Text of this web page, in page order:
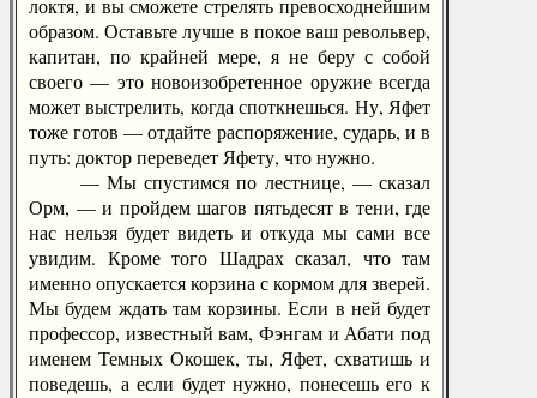
локтя, и вы сможете стрелять превосходнейшим
образом. Оставьте лучше в покое ваш револьвер,
капитан, по крайней мере, я не беру с собой
своего — это новоизобретенное оружие всегда
может выстрелить, когда споткнешься. Ну, Яфет
тоже готов — отдайте распоряжение, сударь, и в
путь: доктор переведет Яфету, что нужно.
— Мы спустимся по лестнице, — сказал
Орм, — и пройдем шагов пятьдесят в тени, где
нас нельзя будет видеть и откуда мы сами все
увидим. Кроме того Шадрах сказал, что там
именно опускается корзина с кормом для зверей.
Мы будем ждать там корзины. Если в ней будет
профессор, известный вам, Фэнгам и Абати под
именем Темных Окошек, ты, Яфет, схватишь и
поведешь, а если будет нужно, понесешь его к